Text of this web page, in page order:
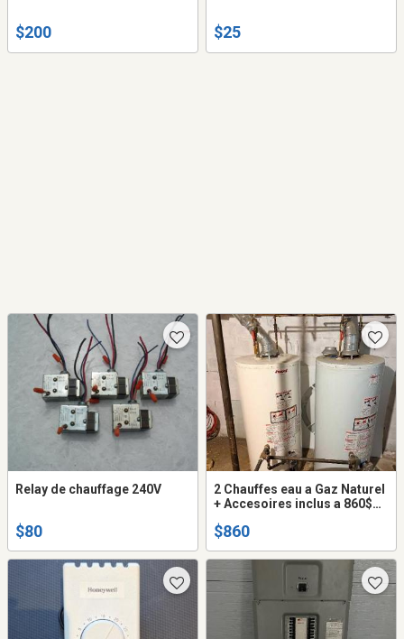
$200 $25
Relay de chauffage 240V
$80
2 Chauffes eau a Gaz Naturel
+ Accesoires inclus a 860$
$860